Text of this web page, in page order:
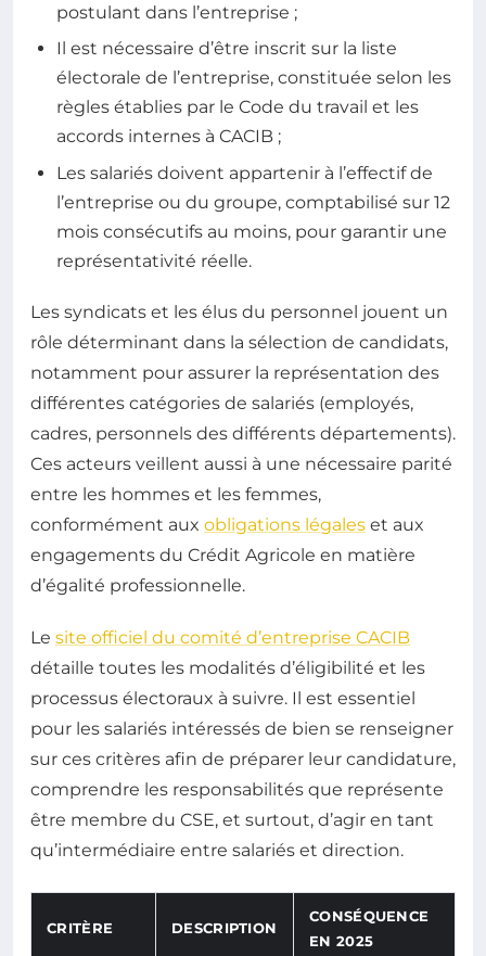
postulant dans l’entreprise ;
Il est nécessaire d’être inscrit sur la liste
électorale de l’entreprise, constituée selon les
règles établies par le Code du travail et les
accords internes à CACIB ;
Les salariés doivent appartenir à l’effectif de
l’entreprise ou du groupe, comptabilisé sur 12
mois consécutifs au moins, pour garantir une
représentativité réelle.
Les syndicats et les élus du personnel jouent un
rôle déterminant dans la sélection de candidats,
notamment pour assurer la représentation des
différentes catégories de salariés (employés,
cadres, personnels des différents départements).
Ces acteurs veillent aussi à une nécessaire parité
entre les hommes et les femmes,
conformément aux obligations légales et aux
engagements du Crédit Agricole en matière
d’égalité professionnelle.
Le site officiel du comité d’entreprise CACIB
détaille toutes les modalités d’éligibilité et les
processus électoraux à suivre. Il est essentiel
pour les salariés intéressés de bien se renseigner
sur ces critères afin de préparer leur candidature,
comprendre les responsabilités que représente
être membre du CSE, et surtout, d’agir en tant
qu’intermédiaire entre salariés et direction.
CRITÈRE DESCRIPTION
CONSÉQUENCE
EN 2025